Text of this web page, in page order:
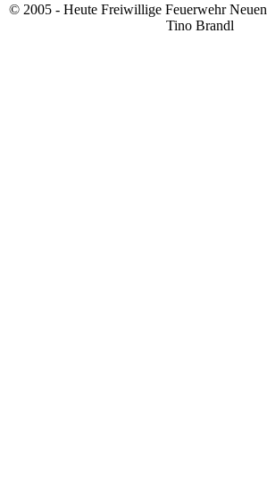
© 2005 - Heute Freiwillige Feuerwehr
Tino Brandl